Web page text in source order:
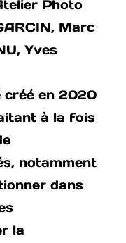
Photo
Marc
Yves
créé en 2020
à la fois
notamment
dans
la